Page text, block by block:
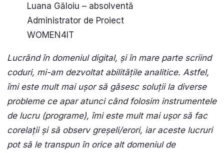
Luana Găloiu – absolventă
Administrator de Proiect
WOMEN4IT
Lucrând în domeniul digital, și în mare parte scriind
coduri, mi-am dezvoltat abilitățile analitice. Astfel,
îmi este mult mai ușor să găsesc soluții la diverse
probleme ce apar atunci când folosim instrumentele
de lucru (programe), îmi este mult mai ușor să fac
corelații și să observ greșeli/erori, iar aceste lucruri
pot să le transpun în orice alt domeniul de